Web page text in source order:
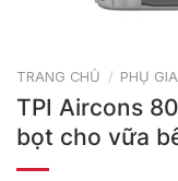
TRANG CHỦ / PHỤ
TPI Aircons
bọt cho vữa